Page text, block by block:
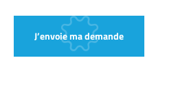
J’envoie ma demande